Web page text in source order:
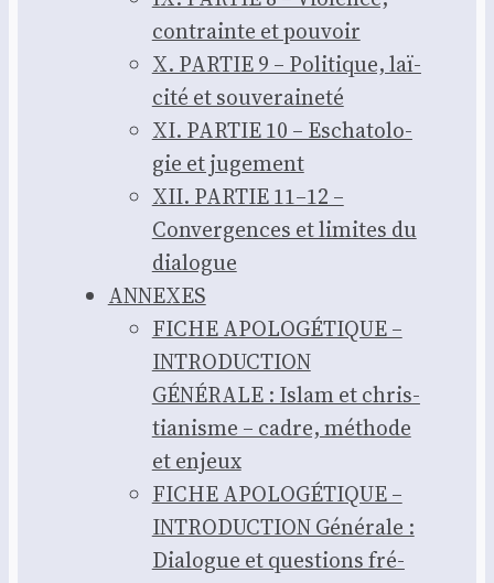
contrainte et pou­voir
X. PARTIE 9 – Poli­tique, laï­
ci­té et sou­ve­rai­ne­té
XI. PARTIE 10 – Escha­to­lo­
gie et juge­ment
XII. PARTIE 11–12 –
Conver­gences et limites du
dia­logue
ANNEXES
FICHE APOLOGÉTIQUE –
INTRODUCTION
GÉNÉRALE : Islam et chris­
tia­nisme – cadre, méthode
et enjeux
FICHE APOLOGÉTIQUE –
INTRODUCTION Géné­rale :
Dia­logue et ques­tions fré­